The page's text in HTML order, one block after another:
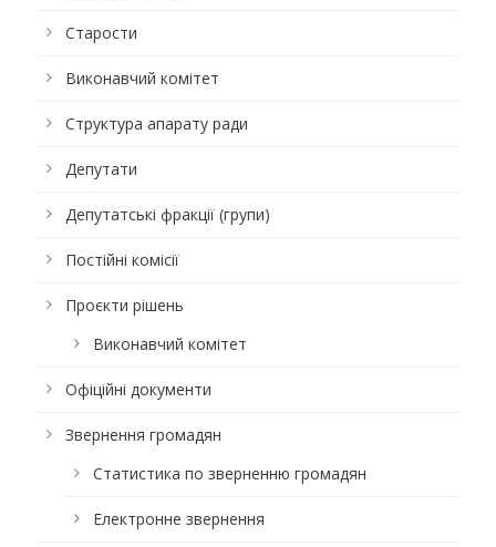
Старости
Виконавчий комітет
Структура апарату ради
Депутати
Депутатські фракції (групи)
Постійні комісії
Проєкти рішень
Виконавчий комітет
Офіційні документи
Звернення громадян
Статистика по зверненню громадян
Електронне звернення